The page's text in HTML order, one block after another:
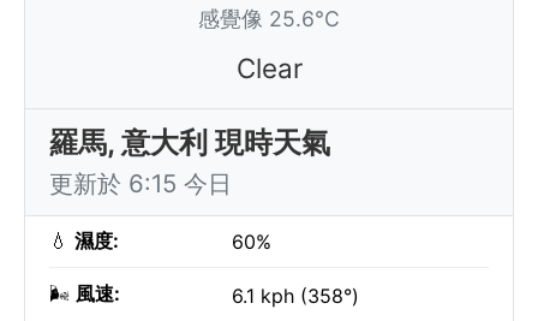
感覺像 25.6°C
Clear
羅馬, 意大利 現時天氣
更新於 6:15 今日
💧 濕度: 60%
🌬️ 風速: 6.1 kph (358°)